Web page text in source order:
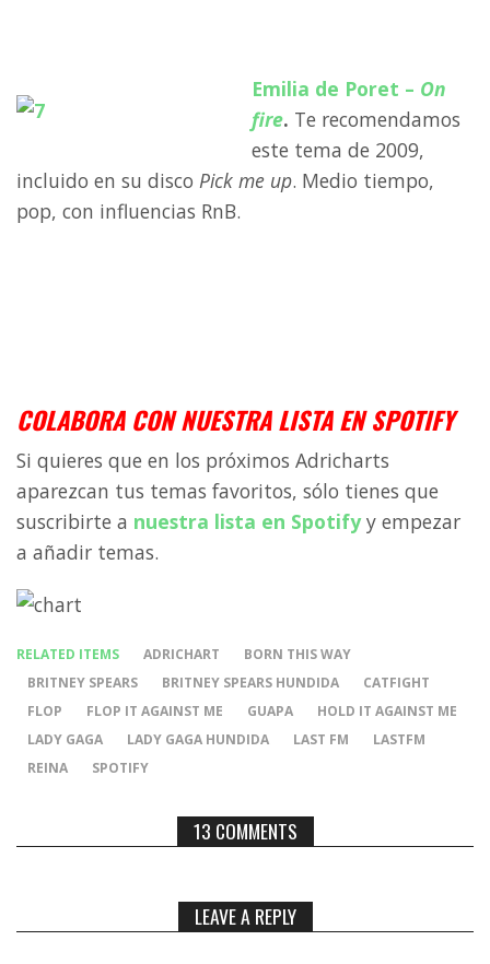
Emilia de Poret – On
fire. Te recomendamos
este tema de 2009,
incluido en su disco Pick me up. Medio tiempo,
pop, con influencias RnB.
COLABORA CON NUESTRA LISTA EN SPOTIFY
Si quieres que en los próximos Adricharts
aparezcan tus temas favoritos, sólo tienes que
suscribirte a nuestra lista en Spotifyy empezar
a añadir temas.
RELATED ITEMS ADRICHART
BORN THIS WAY
BRITNEY SPEARS
BRITNEY SPEARS HUNDIDA
CATFIGHT
FLOP
FLOP IT AGAINST ME GUAPA
HOLD IT AGAINST ME
LADY GAGA
LADY GAGA HUNDIDA LAST FM
LASTFM
REINA
SPOTIFY
13 COMMENTS
LEAVE A REPLY